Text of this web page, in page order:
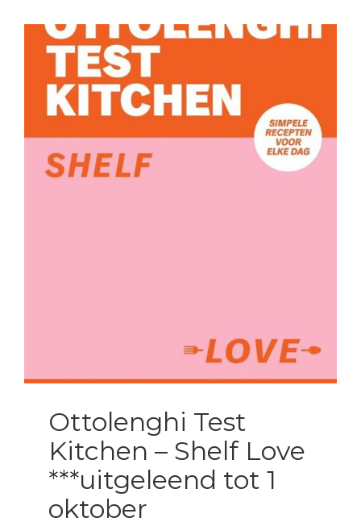
Ottolenghi Test
Kitchen – Shelf Love
***uitgeleend tot 1
oktober